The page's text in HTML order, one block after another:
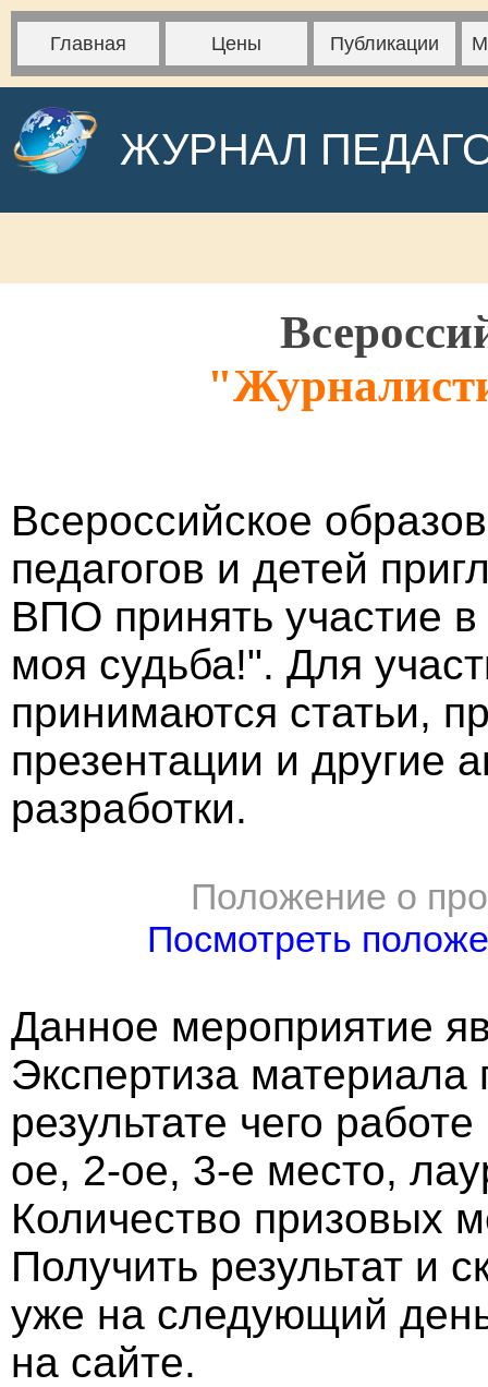
Главная Цены Публикации
ЖУРНАЛ
Всероссийское
педагогов и детей
ВПО принять участие
моя судьба!". Для
принимаются статьи,
презентации и другие
разработки.
Положение о
Посмотреть
Данное мероприятие
Экспертиза
результате чего
ое, 2-ое, 3-е место,
Количество призовых
Получить результат и
уже на следующий
на сайте.